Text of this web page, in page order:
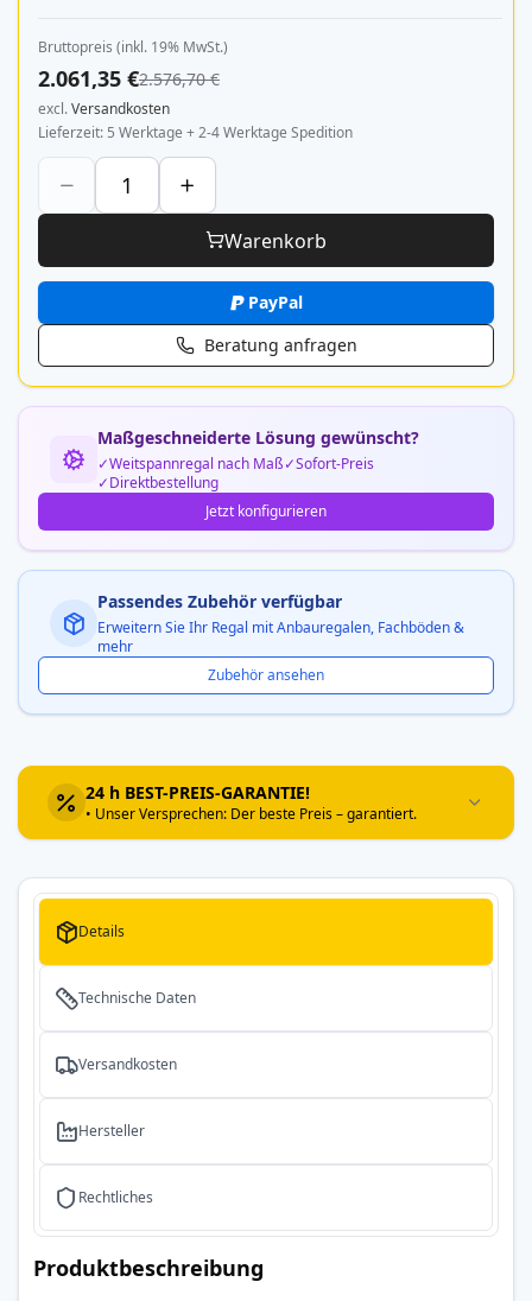
Bruttopreis (inkl. 19% MwSt.)
2.061,35 €2.576,70 €
excl.Versandkosten
Lieferzeit 5 Werktage + 2-4 Werktage Spedition
Warenkorb
PayPal
Beratung anfragen
Maßgeschneiderte Lösung gewünscht?
Weitspannregal nach Maß
Sofort-Preis
Direktbestellung
Jetzt konfigurieren
Passendes Zubehör verfügbar
Erweitern Sie Ihr Regal mit Anbauregalen, Fachböden &
mehr
Zubehör ansehen
24 h BEST-PREIS-GARANTIE!
• Unser Versprechen: Der beste Preis – garantiert.
Details
Technische Daten
Versandkosten
Hersteller
Rechtliches
Produktbeschreibung